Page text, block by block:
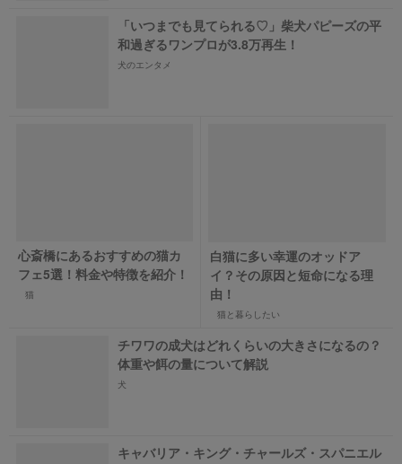
「いつまでも見てられる♡」柴犬パピーズの平
和過ぎるワンプロが3.8万再生！
犬のエンタメ
心斎橋にあるおすすめの猫カ
フェ5選！料金や特徴を紹介！
猫
白猫に多い幸運のオッドア
イ？その原因と短命になる理
由！
猫と暮らしたい
チワワの成犬はどれくらいの大きさになるの？
体重や餌の量について解説
犬
キャバリア・キング・チャールズ・スパニエル